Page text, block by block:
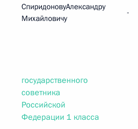
СпиридоновуАлександру
Михайловичу
-
государственного
советника
Российской
Федерации 1 класса